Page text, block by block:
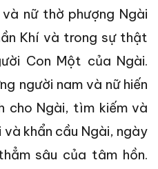
nữ thờ phượng Ngài
Khí và trong sự thật
Con Một của Ngài.
người nam và nữ hiến
cho Ngài, tìm kiếm và
khẩn cầu Ngài, ngày
sâu của tâm hồn.